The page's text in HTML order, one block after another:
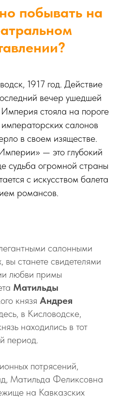
побывать на
1917 год. Действие
вечер ушедшей
стояла на пороге
салонов
в своем изяществе.
— это глубокий
судьба огромной страны
с искусством балета
романсов.
салонными
вы станете свидетелями
любви примы
Матильды
князя Андрея
в Кисловодске,
находились в тот
период.
потрясений,
Матильда Феликсовна
на Кавказских